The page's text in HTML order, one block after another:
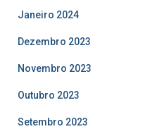
Janeiro 2024
Dezembro 2023
Novembro 2023
Outubro 2023
Setembro 2023